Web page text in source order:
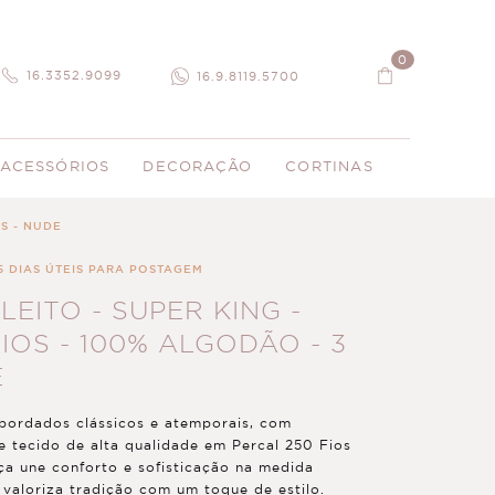
16.3352.9099 16.9.8119.5700
0
ACESSÓRIOS DECORAÇÃO CORTINAS
- NUDE
DIAS ÚTEIS PARA POSTAGEM
- SUPER KING -
- 100% ALGODÃO - 3
clássicos e atemporais, com
tecido de alta qualidade em Percal 250 Fios
une conforto e sofisticação na medida
tradição com um toque de estilo.